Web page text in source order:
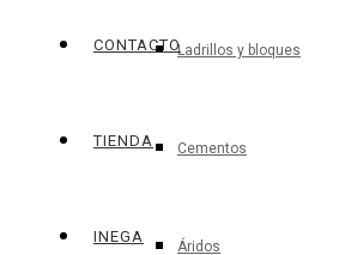
Ladrillos y bloques
Cementos
Áridos
CONTACTO
TIENDA
INEGA